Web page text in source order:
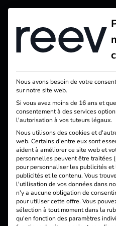
reev - We
a better future.
Solutions
Client·e·s
Électricien·ne·s qualifié·e·s
Partenaires
Produits
Connaissance
À propos de nous
Nous avons besoin de votre
sur notre site web.
Si vous avez moins de 16 ans et
consentement à des services
l'autorisation à vos tuteurs légaux.
Nous utilisons des cookies et
web. Certains d'entre eux sont
aident à améliorer ce site web et
personnelles peuvent être traitées
pour personnaliser les publicités
publicités et le contenu. Vous
l'utilisation de vos données dans
n'y a aucune obligation de
pour utiliser cette offre. Vous
sélection à tout moment dans la
qu'en fonction des paramètres